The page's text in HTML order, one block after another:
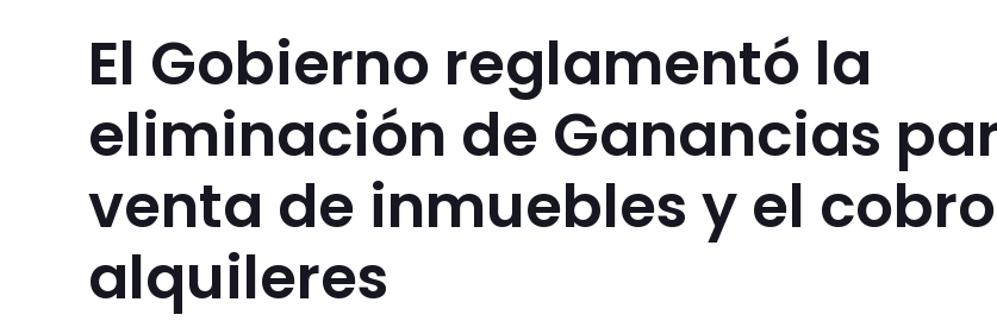
El Gobierno reglamentó la
eliminación de Ganancias
venta de inmuebles y el
alquileres